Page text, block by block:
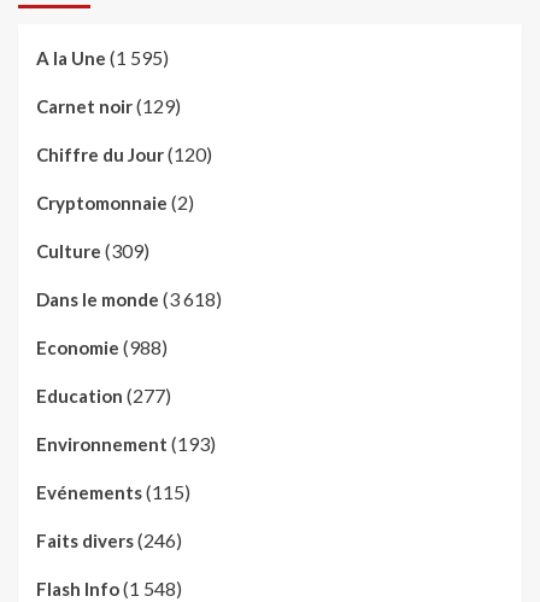
A la Une (1 595)
Carnet noir(129)
Chiffre du Jour(120)
Cryptomonnaie (2)
Culture (309)
Dans le monde (3 618)
Economie (988)
Education (277)
Environnement (193)
Evénements(115)
Faits divers(246)
Flash Info(1 548)